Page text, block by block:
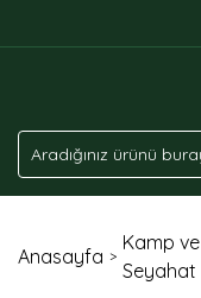
Anasayfa
Kamp ve
Seyahat